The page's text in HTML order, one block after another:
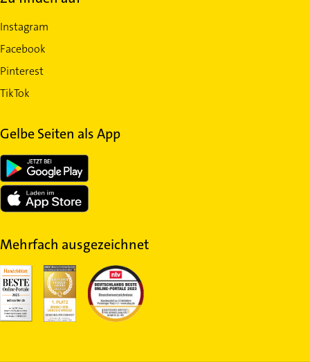
Instagram
Facebook
Pinterest
TikTok
Gelbe Seiten als App
Mehrfach ausgezeichnet